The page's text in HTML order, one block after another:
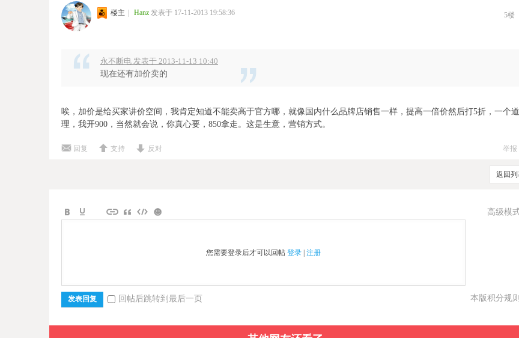
5楼
楼主 | Hanz 发表于 17-11-2013 19:58:36
永不断电 发表于 2013-11-13 10:40
现在还有加价卖的
唉，加价是给买家讲价空间，我肯定知道不能卖高于官方哪，就像国内什么品牌店销售一样，提高一倍价然后打5折，一个道
理，我开900，当然就会说，你真心要，850拿走。这是生意，营销方式。
回复 支持 反对 举报
返回
高级模
您需要登录后才可以回帖 登录 | 注册
本版积分规则
发表回复 回帖后跳转到最后一页